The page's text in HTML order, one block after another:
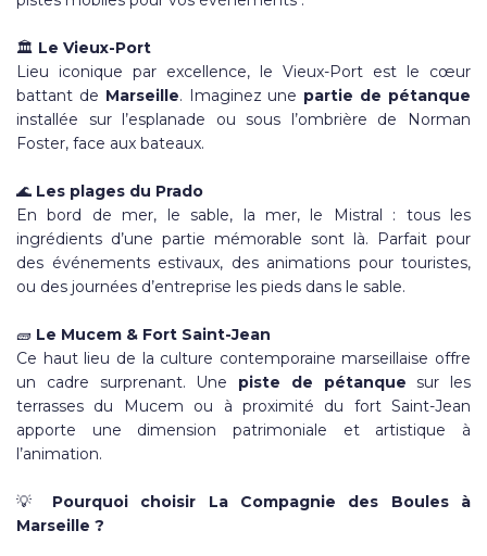
🏛️ Le Vieux-Port
Lieu iconique par excellence, le Vieux-Port est le cœur
battant de Marseille. Imaginez une partie de pétanque
installée sur l’esplanade ou sous l’ombrière de Norman
Foster, face aux bateaux.
🌊 Les plages du Prado
En bord de mer, le sable, la mer, le Mistral : tous les
ingrédients d’une partie mémorable sont là. Parfait pour
des événements estivaux, des animations pour touristes,
ou des journées d’entreprise les pieds dans le sable.
🧱 Le Mucem & Fort Saint-Jean
Ce haut lieu de la culture contemporaine marseillaise offre
un cadre surprenant. Une piste de pétanque sur les
terrasses du Mucem ou à proximité du fort Saint-Jean
apporte une dimension patrimoniale et artistique à
l’animation.
💡
Pourquoi choisir La Compagnie des Boules à
Marseille ?